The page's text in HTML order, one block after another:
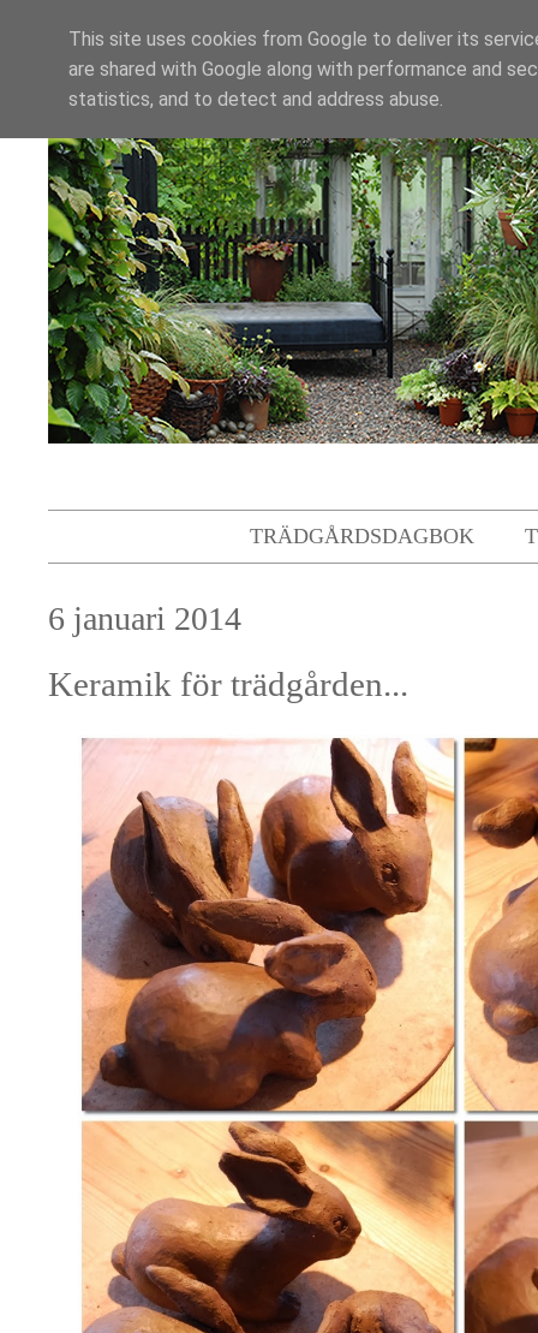
TRÄDGÅRDSDAGBOK
6 januari 2014
Keramik för trädgården...
This site uses cookies from Google to deliver its
are shared with Google along with performance and
statistics, and to detect and address abuse.